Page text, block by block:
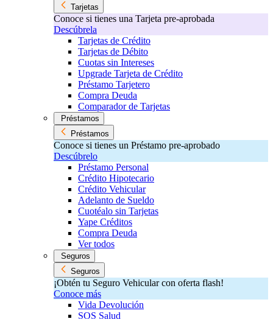
Tarjetas
Conoce si tienes una Tarjeta pre-aprobada
Descúbrela
Tarjetas de Crédito
Tarjetas de Débito
Cuotas sin Intereses
Upgrade Tarjeta de Crédito
Préstamo Tarjetero
Compra Deuda
Comparador de Tarjetas
Préstamos
Préstamos
Conoce si tienes un Préstamo pre-aprobado
Descúbrelo
Préstamo Personal
Crédito Hipotecario
Crédito Vehicular
Adelanto de Sueldo
Cuotéalo sin Tarjetas
Yape Créditos
Compra Deuda
Ver todos
Seguros
Seguros
¡Obtén tu Seguro Vehicular con oferta flash!
Conoce más
Vida Devolución
SOS Salud